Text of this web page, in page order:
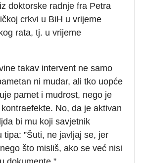
doktorske radnje fra Petra
crkvi u BiH u vrijeme
rata, tj. u vrijeme
takav intervent ne samo
ni mudar, ali tko uopće
pamet i mudrost, nego je
No, da je aktivan
bi mu koji savjetnik
tipa: ”Šuti, ne javljaj se, jer
što misliš, ako se već nisi